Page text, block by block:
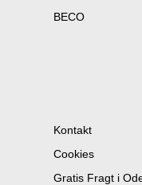
BECO
Kontakt
Cookies
Gratis Fragt i